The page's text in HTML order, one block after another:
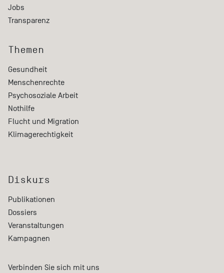
Jobs
Transparenz
Themen
Gesundheit
Menschenrechte
Psychosoziale Arbeit
Nothilfe
Flucht und Migration
Klimagerechtigkeit
Diskurs
Publikationen
Dossiers
Veranstaltungen
Kampagnen
Verbinden Sie sich mit uns